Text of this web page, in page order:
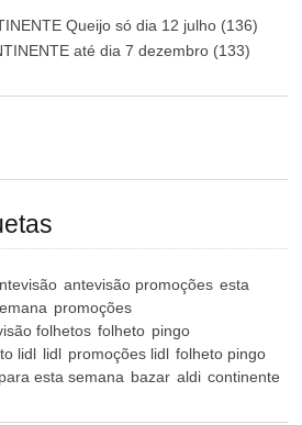
Queijo só dia 12 julho (136)
até dia 7 dezembro (133)
antevisão promoções esta
promoções
folhetos folheto pingo
lidl lidl promoções lidl folheto pingo
esta semana bazar aldi continente